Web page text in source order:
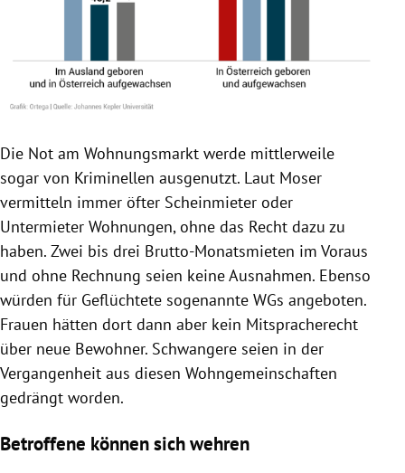
Die Not am Wohnungsmarkt werde mittlerweile
sogar von Kriminellen ausgenutzt. Laut Moser
vermitteln immer öfter Scheinmieter oder
Untermieter Wohnungen, ohne das Recht dazu zu
haben. Zwei bis drei Brutto-Monatsmieten im Voraus
und ohne Rechnung seien keine Ausnahmen. Ebenso
würden für Geflüchtete sogenannte WGs angeboten.
Frauen hätten dort dann aber kein Mitspracherecht
über neue Bewohner. Schwangere seien in der
Vergangenheit aus diesen Wohngemeinschaften
gedrängt worden.
Betroffene können sich wehren